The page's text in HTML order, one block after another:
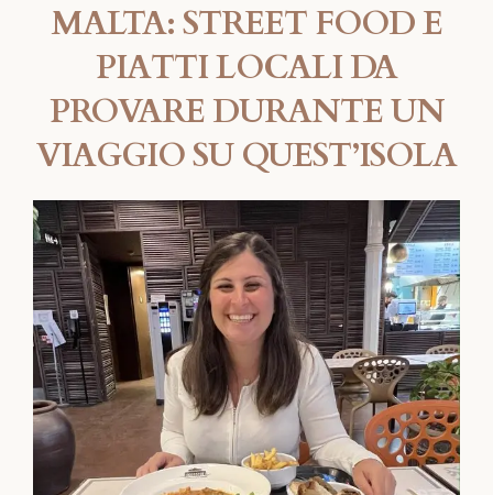
MALTA: STREET FOOD E
PIATTI LOCALI DA
PROVARE DURANTE UN
VIAGGIO SU QUEST’ISOLA